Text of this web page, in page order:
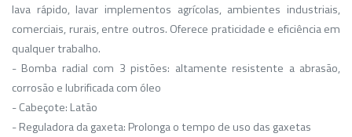
lava rápido, lavar implementos agrícolas, ambientes industriais,
comerciais, rurais, entre outros. Oferece praticidade e eficiência em
qualquer trabalho.
- Bomba radial com 3 pistões: altamente resistente a abrasão,
corrosão e lubrificada com óleo
- Cabeçote: Latão
- Reguladora da gaxeta: Prolonga o tempo de uso das gaxetas